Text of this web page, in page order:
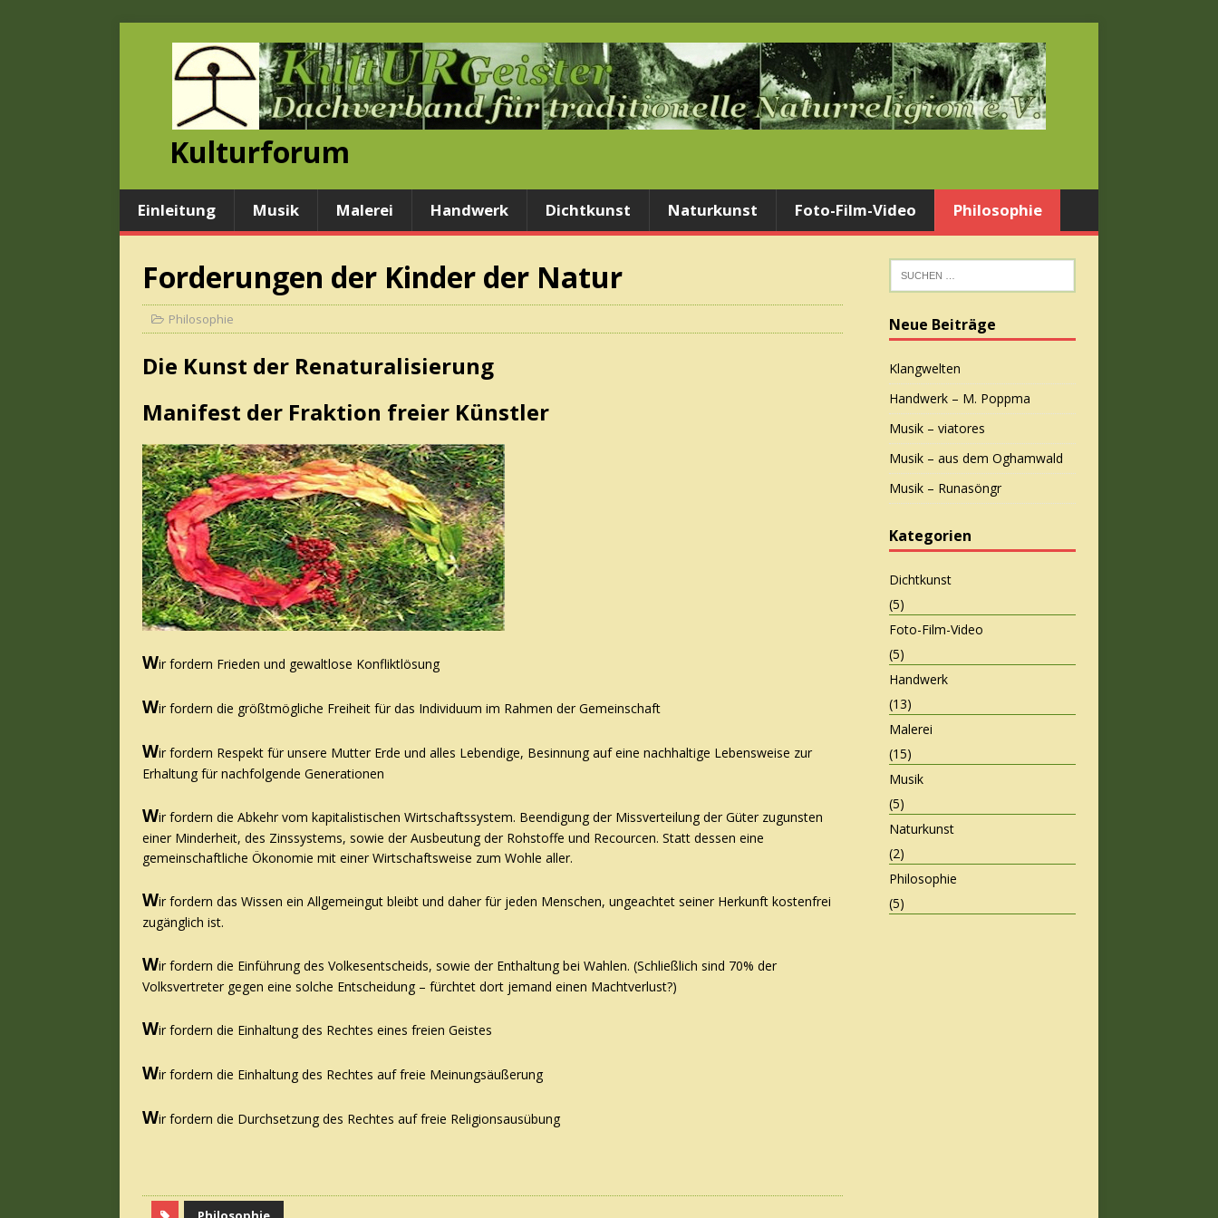
Kulturforum
Einleitung Musik Malerei Handwerk Dichtkunst Naturkunst Foto-Film-Video Philosophie
Forderungen der Kinder der Natur
Philosophie
Die Kunst der Renaturalisierung
Manifest der Fraktion freier Künstler
Wir fordern Frieden und gewaltlose Konfliktlösung
Wir fordern die größtmögliche Freiheit für das Individuum im Rahmen der Gemeinschaft
Wir fordern Respekt für unsere Mutter Erde und alles Lebendige, Besinnung auf eine nachhaltige Lebensweise zur
Erhaltung für nachfolgende Generationen
Wir fordern die Abkehr vom kapitalistischen Wirtschaftssystem. Beendigung der Missverteilung der Güter zugunsten
einer Minderheit, des Zinssystems, sowie der Ausbeutung der Rohstoffe und Recourcen. Statt dessen eine
gemeinschaftliche Ökonomie mit einer Wirtschaftsweise zum Wohle aller.
Wir fordern das Wissen ein Allgemeingut bleibt und daher für jeden Menschen, ungeachtet seiner Herkunft kostenfrei
zugänglich ist.
Wir fordern die Einführung des Volkesentscheids, sowie der Enthaltung bei Wahlen. (Schließlich sind 70% der
Volksvertreter gegen eine solche Entscheidung – fürchtet dort jemand einen Machtverlust?)
Wir fordern die Einhaltung des Rechtes eines freien Geistes
Wir fordern die Einhaltung des Rechtes auf freie Meinungsäußerung
Wir fordern die Durchsetzung des Rechtes auf freie Religionsausübung
Neue Beiträge
Klangwelten
Handwerk – M. Poppma
Musik – viatores
Musik – aus dem Oghamwald
Musik – Runasöngr
Kategorien
Dichtkunst
(5)
Foto-Film-Video
(5)
Handwerk
(13)
Malerei
(15)
Musik
(5)
Naturkunst
(2)
Philosophie
(5)